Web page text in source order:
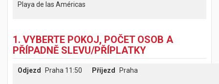
Playa de las Américas
1. VYBERTE POKOJ, POČET OSOB A
PŘÍPADNĚ SLEVU/PŘÍPLATKY
Odjezd Praha 11:50 Příjezd Praha